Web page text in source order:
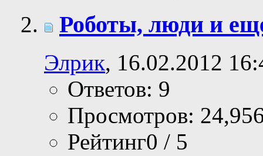
Роботы, люди и
Элрик, 16.02.2012
Ответов: 9
Просмотров:
Рейтинг0 / 5